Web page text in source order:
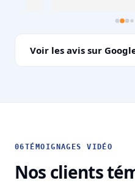
Voir les avis sur
06TÉMOIGNAGES VIDÉO
Nos clients